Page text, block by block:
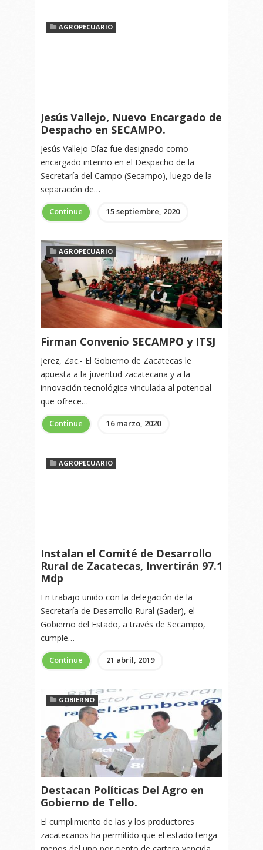
AGROPECUARIO
Jesús Vallejo, Nuevo Encargado de
Despacho en SECAMPO.
Jesús Vallejo Díaz fue designado como
encargado interino en el Despacho de la
Secretaría del Campo (Secampo), luego de la
separación de…
Continue 15 septiembre, 2020
AGROPECUARIO
Firman Convenio SECAMPO y ITSJ
Jerez, Zac.- El Gobierno de Zacatecas le
apuesta a la juventud zacatecana y a la
innovación tecnológica vinculada al potencial
que ofrece…
Continue 16 marzo, 2020
AGROPECUARIO
Instalan el Comité de Desarrollo
Rural de Zacatecas, Invertirán 97.1
Mdp
En trabajo unido con la delegación de la
Secretaría de Desarrollo Rural (Sader), el
Gobierno del Estado, a través de Secampo,
cumple…
Continue 21 abril, 2019
GOBIERNO
Destacan Políticas Del Agro en
Gobierno de Tello.
El cumplimiento de las y los productores
zacatecanos ha permitido que el estado tenga